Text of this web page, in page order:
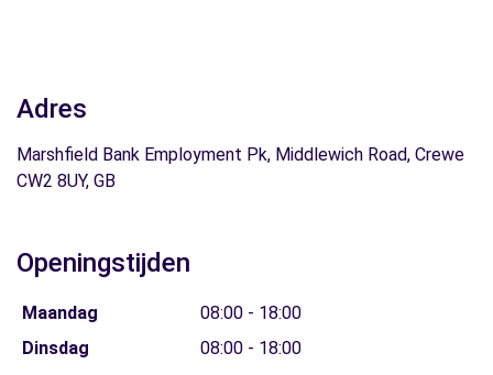
Adres
Marshfield Bank Employment Pk, Middlewich Road, Crewe
CW2 8UY, GB
Openingstijden
Maandag
08:00 - 18:00
Dinsdag
08:00 - 18:00